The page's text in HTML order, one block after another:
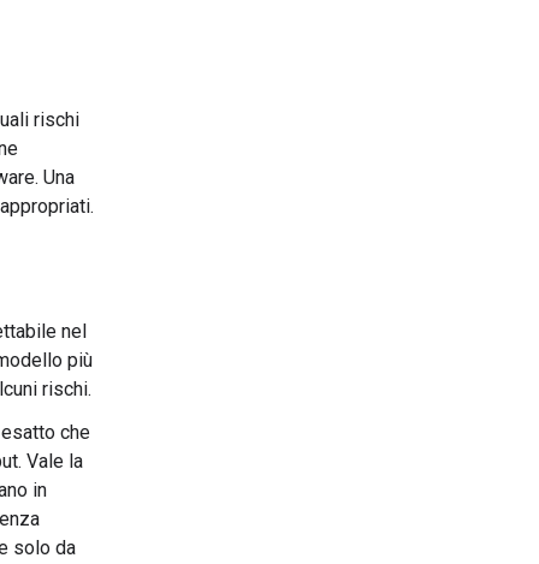
rischi
Una
nel
più
rischi.
che
Vale la
in
solo da